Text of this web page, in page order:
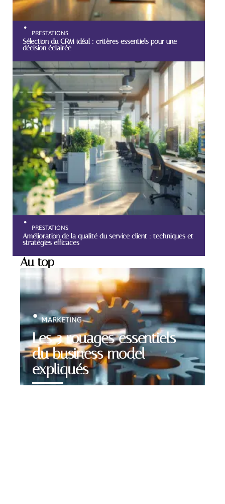
PRESTATIONS
Sélection du CRM idéal : critères essentiels pour une
décision éclairée
PRESTATIONS
Amélioration de la qualité du service client : techniques et
stratégies efficaces
Au top
Les 3 rouages essentiels
du business model
expliqués
MARKETING